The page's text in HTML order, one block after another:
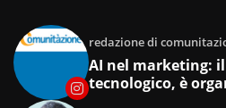
redazione di
AI nel marketing:
tecnologico, è